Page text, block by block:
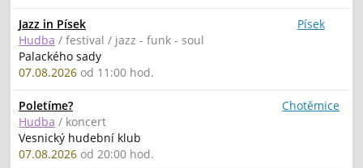
Jazz in Písek
Hudba / festival / jazz - funk - soul
Palackého sady
07.08.2026 od 11:00 hod.
Písek
Poletíme?
Hudba / koncert
Vesnický hudební klub
07.08.2026 od 20:00 hod.
Chotěmice